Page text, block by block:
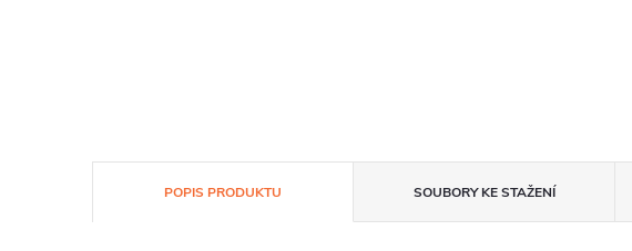
POPIS PRODUKTU SOUBORY KE STAŽENÍ